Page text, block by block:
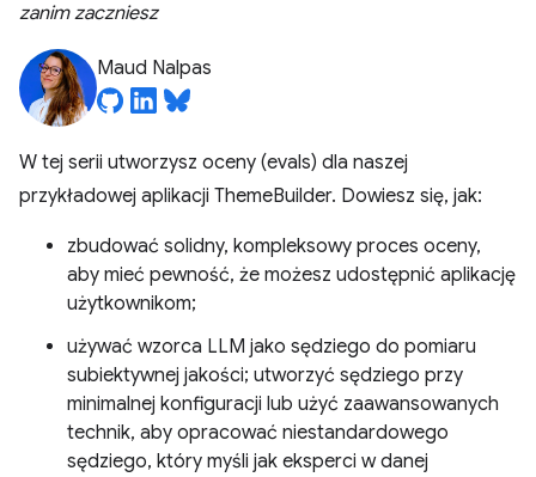
zanim zaczniesz
Maud Nalpas
W tej serii utworzysz oceny (evals) dla naszej
przykładowej aplikacji ThemeBuilder. Dowiesz się, jak:
zbudować solidny, kompleksowy proces oceny,
aby mieć pewność, że możesz udostępnić aplikację
użytkownikom;
używać wzorca LLM jako sędziego do pomiaru
subiektywnej jakości; utworzyć sędziego przy
minimalnej konfiguracji lub użyć zaawansowanych
technik, aby opracować niestandardowego
sędziego, który myśli jak eksperci w danej